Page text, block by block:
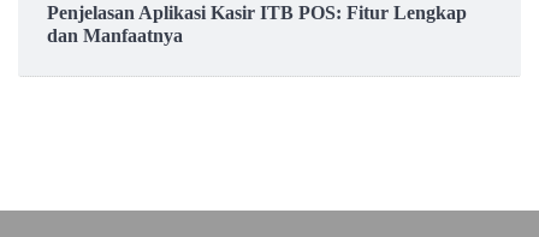
Penjelasan Aplikasi Kasir ITB POS: Fitur Lengkap
dan Manfaatnya